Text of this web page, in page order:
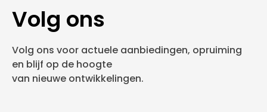
Volg ons
Volg ons voor actuele aanbiedingen, opruiming
en blijf op de hoogte
van nieuwe ontwikkelingen.